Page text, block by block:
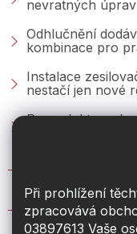
Při prohlížení
zpracovává
03897613 Vaše
nevratných
Odhlučnění
kombinace pro
Instalace
nestačí jen nové
Reproduktory do
Fabie, Octavie a